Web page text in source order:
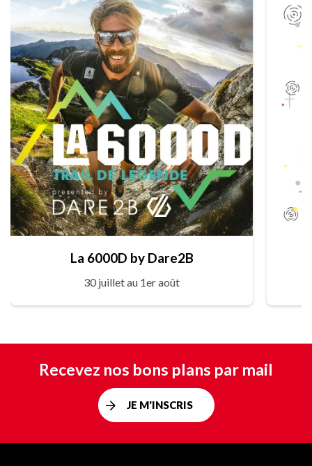
La 6000D by Dare2B
30 juillet au 1er août
Recevez nos bons plans par mail
JE M'INSCRIS